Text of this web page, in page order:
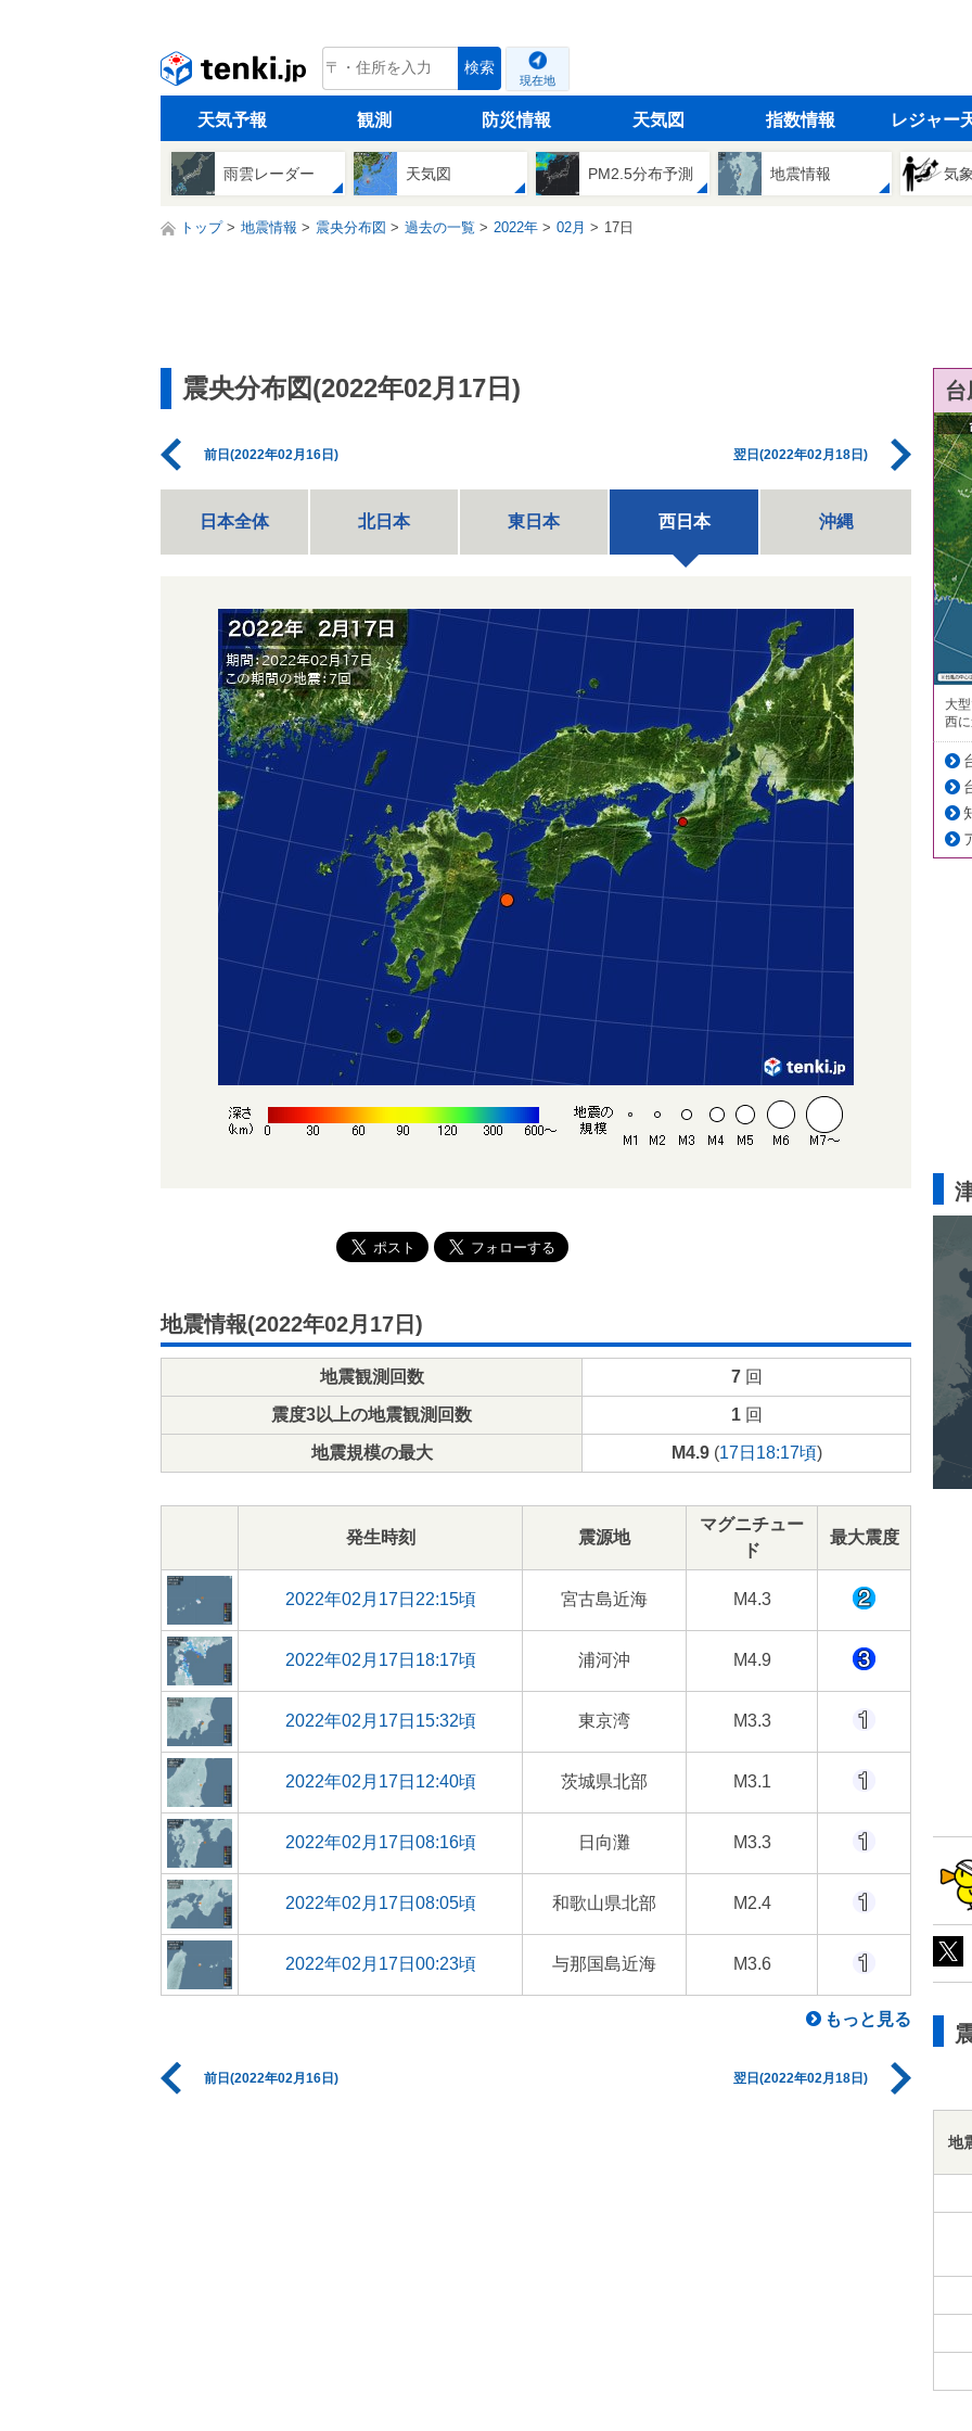
tenki.jp 検索
現在地
天気予報 観測 防災情報 天気図 指数情報 レジャー
雨雲レーダー 天気図 PM2.5分布予測 地震情報 気
トップ 地震情報 震央分布図 過去の一覧 2022年 02月 17日
震央分布図(2022年02月17日)
前日(2022年02月16日) 翌日(2022年02月18日)
日本全体 北日本 東日本 西日本 沖縄
地震情報(2022年02月17日)
地震観測回数 7回
震度3以上の地震観測回数 1回
地震規模の最大 M4.9(17日18:17頃)
発生時刻 震源地
マグニチュー
ド
最大震度
2022年02月17日22:15頃 宮古島近海 M4.3
2022年02月17日18:17頃 浦河沖 M4.9
2022年02月17日15:32頃 東京湾 M3.3
2022年02月17日12:40頃 茨城県北部 M3.1
2022年02月17日08:16頃 日向灘 M3.3
2022年02月17日08:05頃 和歌山県北部 M2.4
2022年02月17日00:23頃 与那国島近海 M3.6
もっと見る
前日(2022年02月16日) 翌日(2022年02月18日)
大
西
地